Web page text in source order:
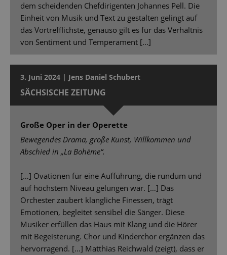
dem scheidenden Chefdirigenten Johannes Pell. Die
Einheit von Musik und Text zu gestalten gelingt auf
das Vortrefflichste, genauso gilt es für das Verhältnis
von Sentiment und Temperament [...]
3. Juni 2024 | Jens Daniel Schubert
SÄCHSISCHE ZEITUNG
Große Oper in der Operette
Bewegendes Drama, große Kunst, Willkommen und
Abschied in „La Bohème“.
[…] Ovationen für eine Aufführung, die rundum und
auf höchstem Niveau gelungen war. […] Das
Orchester zaubert klangliche Finessen, trägt
Emotionen, begleitet sensibel die Sänger. Diese
Musiker erfüllen das Haus mit Klang und die Hörer
mit Begeisterung. Chor und Kinderchor ergänzen das
hervorragend. […] Matthias Reichwald (zeigt), dass er